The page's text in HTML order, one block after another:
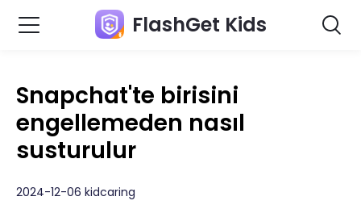
FlashGet Kids
Snapchat'te birisini
engellemeden nasıl
susturulur
2024-12-06 kidcaring